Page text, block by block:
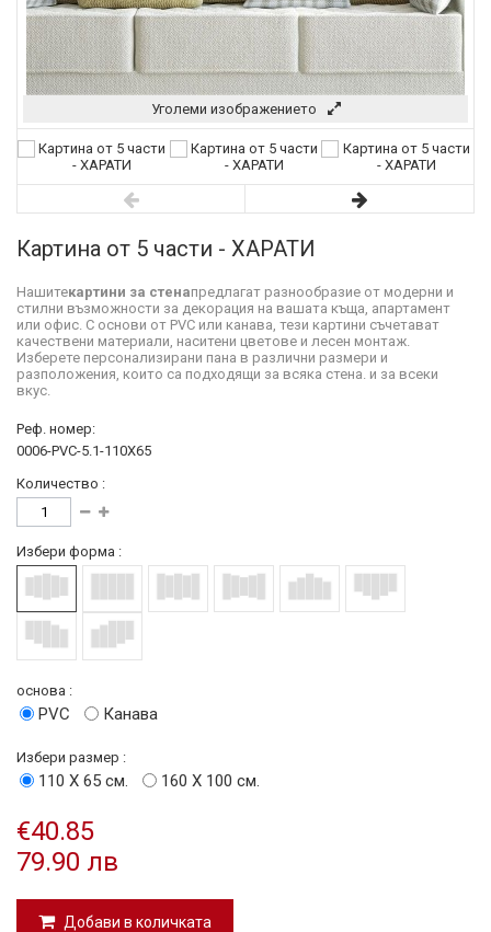
Уголеми изображението
Картина от 5 части - ХАРАТИ
Нашитекартини за стенапредлагат разнообразие от модерни и
стилни възможности за декорация на вашата къща, апартамент
или офис. С основи от PVC или канава, тези картини съчетават
качествени материали, наситени цветове и лесен монтаж.
Изберете персонализирани пана в различни размери и
разположения, които са подходящи за всяка стена. и за всеки
вкус.
Реф. номер:
0006-PVC-5.1-110X65
Количество :
Избери форма :
основа :
PVC Канава
Избери размер :
110 Х 65 см. 160 Х 100 см.
€40.85
79.90 лв
Добави в количката